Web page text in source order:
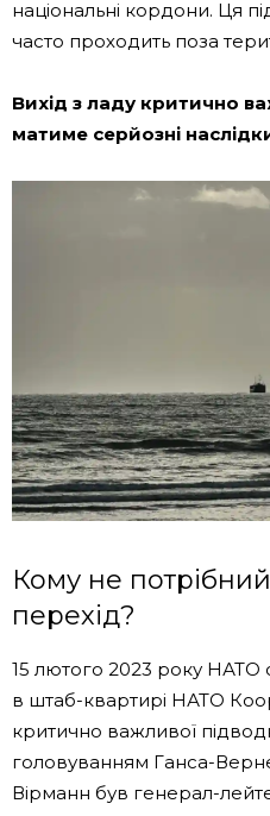
національні кордони. Ця
часто проходить поза
Вихід з ладу критично
матиме серйозні
Кому не
перехід?
15 лютого 2023 року НАТО
в штаб-квартирі НАТО
критично важливої
головуванням Ганса-
Вірманн був генерал-